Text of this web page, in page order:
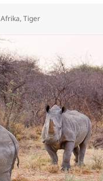
Schlagwörter
Afrika,Tiger